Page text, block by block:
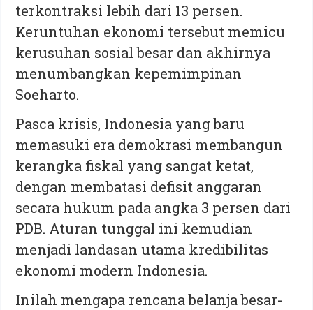
terkontraksi lebih dari 13 persen.
Keruntuhan ekonomi tersebut memicu
kerusuhan sosial besar dan akhirnya
menumbangkan kepemimpinan
Soeharto.
Pasca krisis, Indonesia yang baru
memasuki era demokrasi membangun
kerangka fiskal yang sangat ketat,
dengan membatasi defisit anggaran
secara hukum pada angka 3 persen dari
PDB. Aturan tunggal ini kemudian
menjadi landasan utama kredibilitas
ekonomi modern Indonesia.
Inilah mengapa rencana belanja besar-